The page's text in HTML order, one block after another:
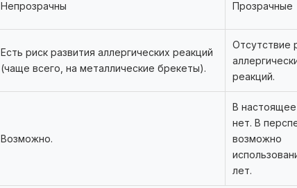
Непрозрачны Прозрачные
Есть риск развития аллергических реакций
(чаще всего, на металлические брекеты).
Отсутствие
реакций.
Возможно.
В
нет. В
возможно
лет.